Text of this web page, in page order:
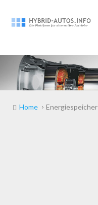
Home Energiespeicher